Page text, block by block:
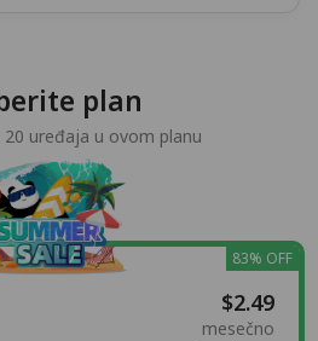
plan
uređaja u ovom planu
$2.49
mesečno
83% OFF